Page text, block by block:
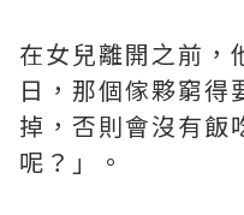
在女兒離開之前，
日，那個傢夥窮得
掉，否則會沒有飯
呢？」。